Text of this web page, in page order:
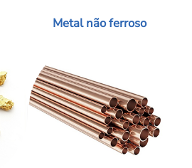
Metal não ferroso